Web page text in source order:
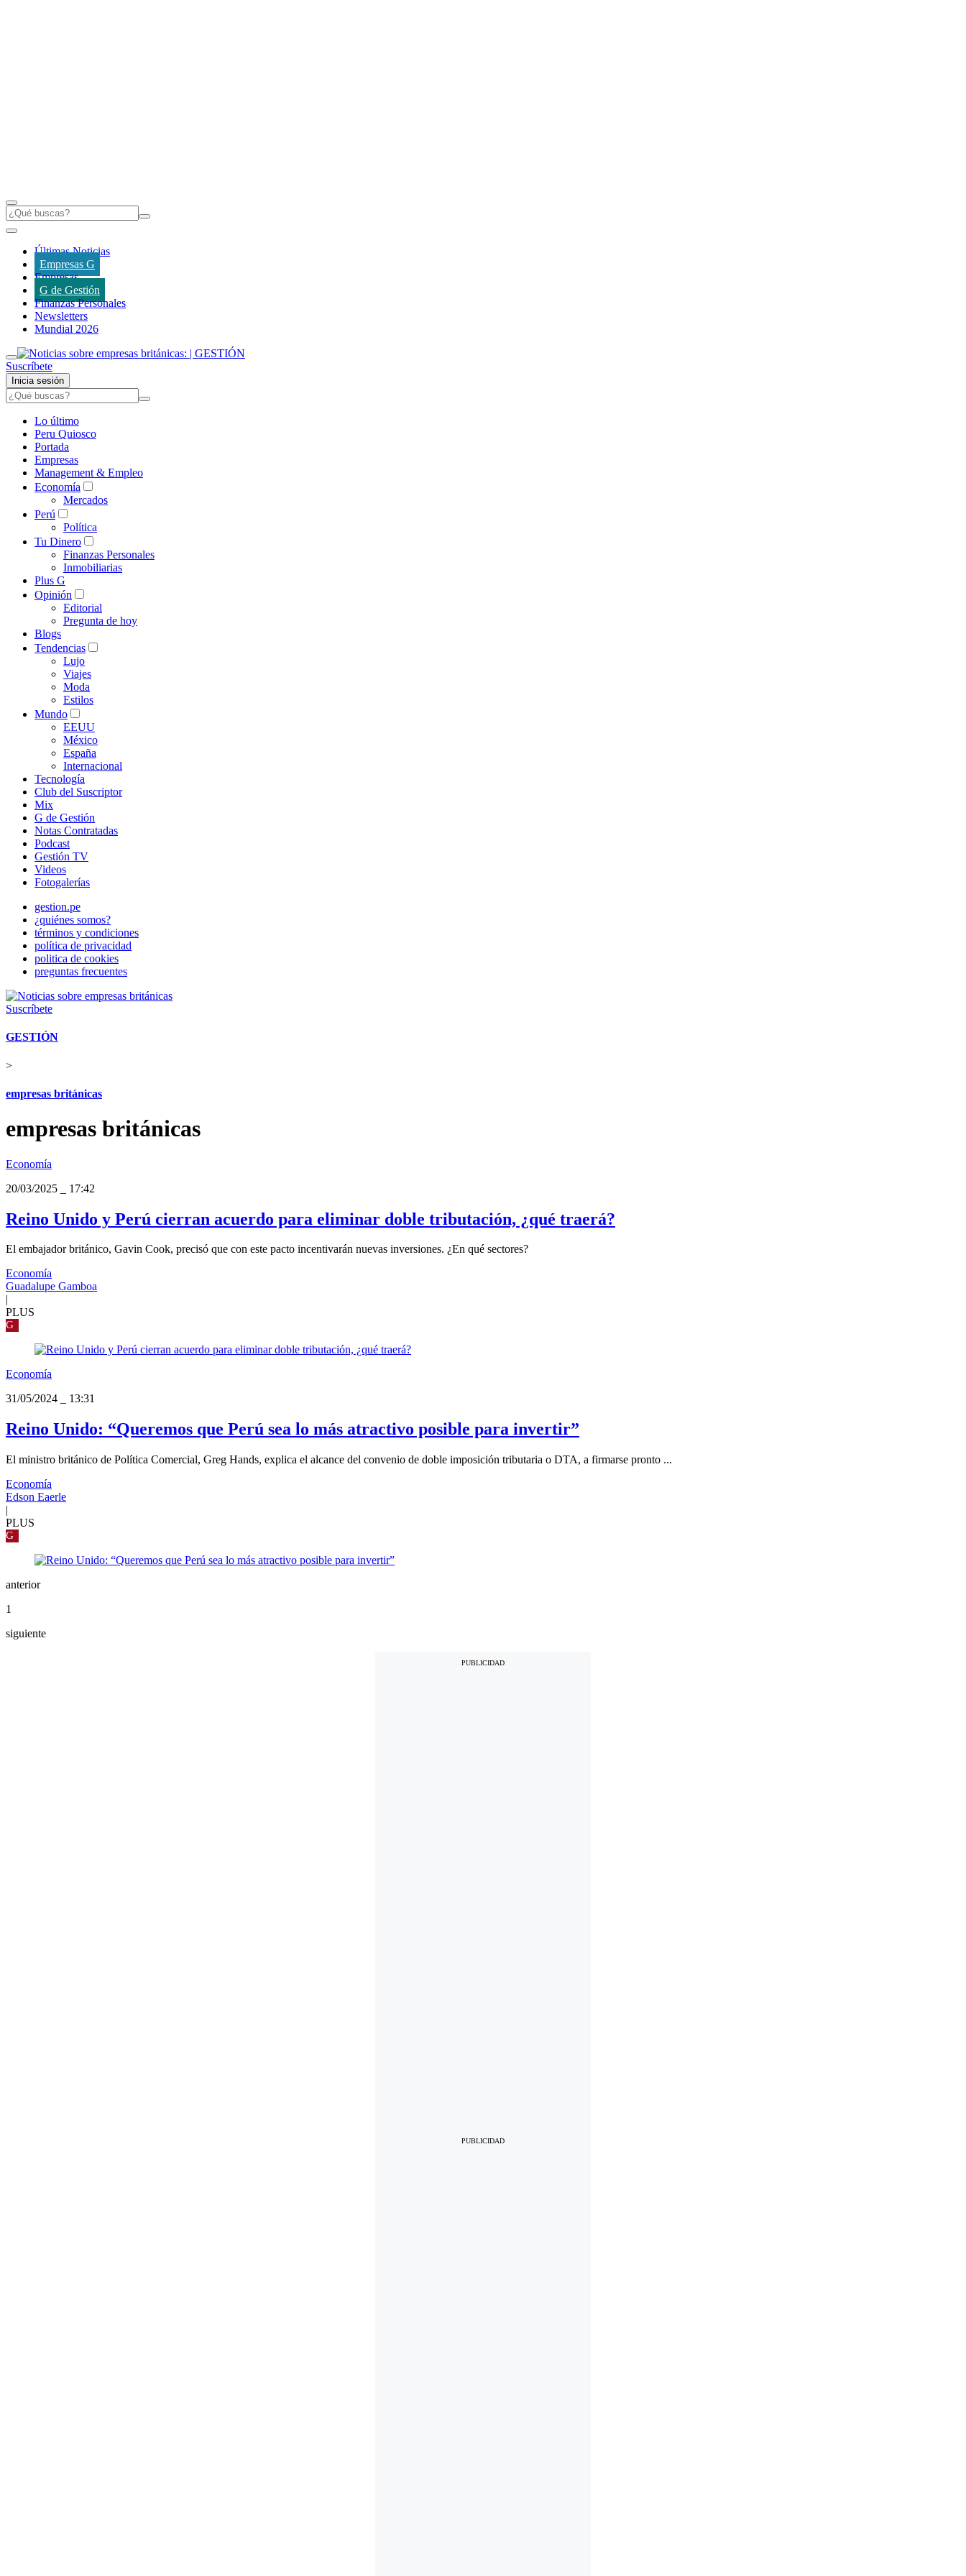
Últimas Noticias
Empresas G
Empresas
G de Gestión
Finanzas Personales
Newsletters
Mundial 2026
Suscríbete
Inicia sesión
Lo último
Peru Quiosco
Portada
Empresas
Management & Empleo
Economía
Mercados
Perú
Política
Tu Dinero
Finanzas Personales
Inmobiliarias
Plus G
Opinión
Editorial
Pregunta de hoy
Blogs
Tendencias
Lujo
Viajes
Moda
Estilos
Mundo
EEUU
México
España
Internacional
Tecnología
Club del Suscriptor
Mix
G de Gestión
Notas Contratadas
Podcast
Gestión TV
Videos
Fotogalerías
gestion.pe
¿quiénes somos?
términos y condiciones
política de privacidad
politica de cookies
preguntas frecuentes
Suscríbete
GESTIÓN
>
empresas británicas
empresas británicas
Economía
20/03/2025
17:42
Reino Unido y Perú cierran acuerdo para eliminar doble tributación, ¿qué traerá?
El embajador británico, Gavin Cook, precisó que con este pacto incentivarán nuevas inversiones. ¿En qué sectores?
Economía
Guadalupe Gamboa
PLUS
G
Economía
31/05/2024
13:31
Reino Unido: “Queremos que Perú sea lo más atractivo posible para invertir”
El ministro británico de Política Comercial, Greg Hands, explica el alcance del convenio de doble imposición tributaria o DTA, a firmarse pronto ...
Economía
Edson Eaerle
|
PLUS
G
anterior
1
siguiente